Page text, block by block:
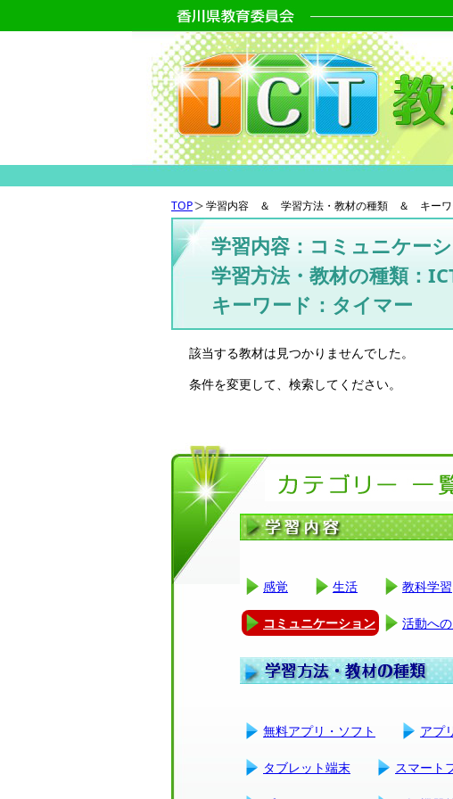
TOP 学習内容 ＆ 学習方法・教材の種類 ＆ キーワ
学習内容：コミュニケー
学習方法・教材の種類：
キーワード：タイマー
該当する教材は見つかりませんでした。
条件を変更して、検索してください。
感覚
生活 教科学習
コミュニケーション 活動へ
無料アプリ・ソフト
アプ
タブレット端末 スマート